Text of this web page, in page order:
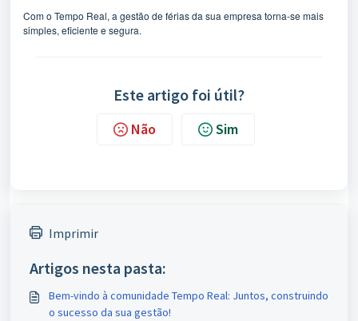
Com o Tempo Real, a gestão de férias da sua empresa torna-se mais
simples, eficiente e segura.
Este artigo foi útil?
Não Sim
Imprimir
Artigos nesta pasta:
Bem-vindo à comunidade Tempo Real: Juntos, construindo
o sucesso da sua gestão!